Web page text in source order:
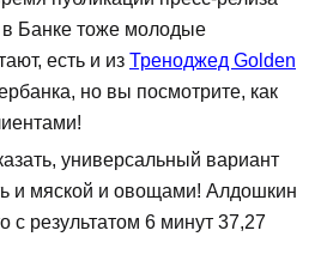
Банке тоже молодые
есть и из Треноджед Golden
но вы посмотрите, как
универсальный вариант
и мяской и овощами! Алдошкин
с результатом 6 минут 37,27